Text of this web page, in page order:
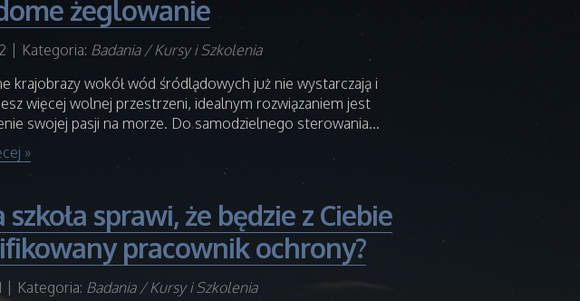
żeglowanie
Kategoria: Badania / Kursy i Szkolenia
krajobrazy wokół wód śródlądowych już nie wystarczają i
więcej wolnej przestrzeni, idealnym rozwiązaniem jest
swojej pasji na morze. Do samodzielnego sterowania...
»
szkoła sprawi, że będzie z Ciebie
pracownik ochrony?
Kategoria: Badania / Kursy i Szkolenia